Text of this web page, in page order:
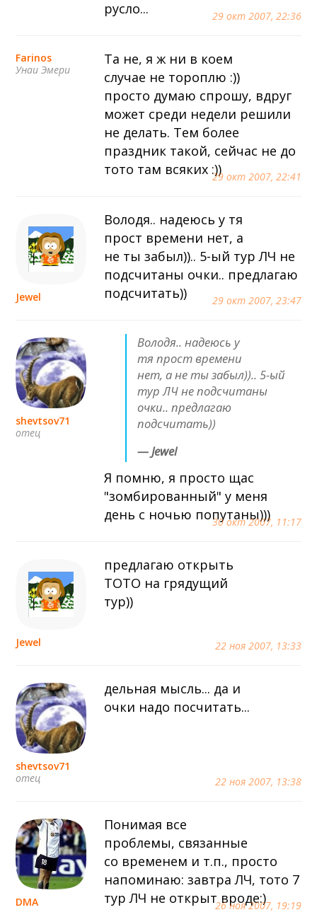
29 окт 2007, 22:36
русло...
Farinos
Унаи Эмери
29 окт 2007, 22:41
Та не, я ж ни в коем
случае не тороплю :))
просто думаю спрошу, вдруг
может среди недели решили
не делать. Тем более
праздник такой, сейчас не до
тото там всяких :))
Jewel 29 окт 2007, 23:47
Володя.. надеюсь у тя
прост времени нет, а
не ты забыл)).. 5-ый тур ЛЧ не
подсчитаны очки.. предлагаю
подсчитать))
shevtsov71
отец
30 окт 2007, 11:17
— Jewel
Володя.. надеюсь у
тя прост времени
нет, а не ты забыл)).. 5-ый
тур ЛЧ не подсчитаны
очки.. предлагаю
подсчитать))
Я помню, я просто щас
"зомбированный" у меня
день с ночью попутаны)))
Jewel 22 ноя 2007, 13:33
предлагаю открыть
ТОТО на грядущий
тур))
shevtsov71
отец
22 ноя 2007, 13:38
дельная мысль... да и
очки надо посчитать...
DMA 26 ноя 2007, 19:19
Понимая все
проблемы, связанные
со временем и т.п., просто
напоминаю: завтра ЛЧ, тото 7
тур ЛЧ не открыт вроде:)